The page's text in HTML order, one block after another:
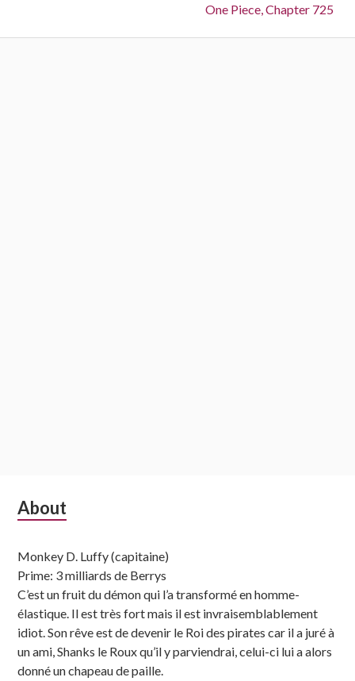
Next:
One Piece, Chapter 725
Subsidiary
About
Monkey D. Luffy (capitaine)
Prime: 3 milliards de Berrys
C’est un fruit du démon qui l’a transformé en homme-
élastique. Il est très fort mais il est invraisemblablement
idiot. Son rêve est de devenir le Roi des pirates car il a juré à
un ami, Shanks le Roux qu’il y parviendrai, celui-ci lui a alors
donné un chapeau de paille.